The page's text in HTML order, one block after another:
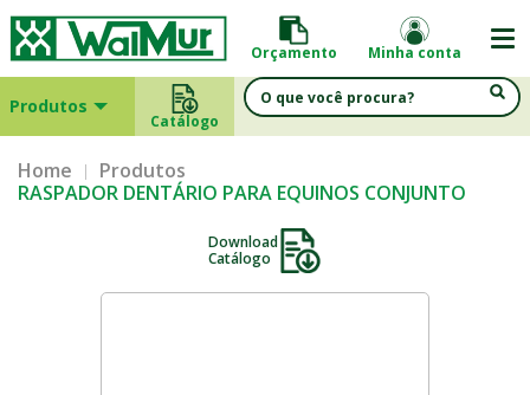
Orçamento Minha conta
Produtos
Catálogo
Home
Produtos
RASPADOR DENTÁRIO PARA EQUINOS CONJUNTO
Download
Catálogo